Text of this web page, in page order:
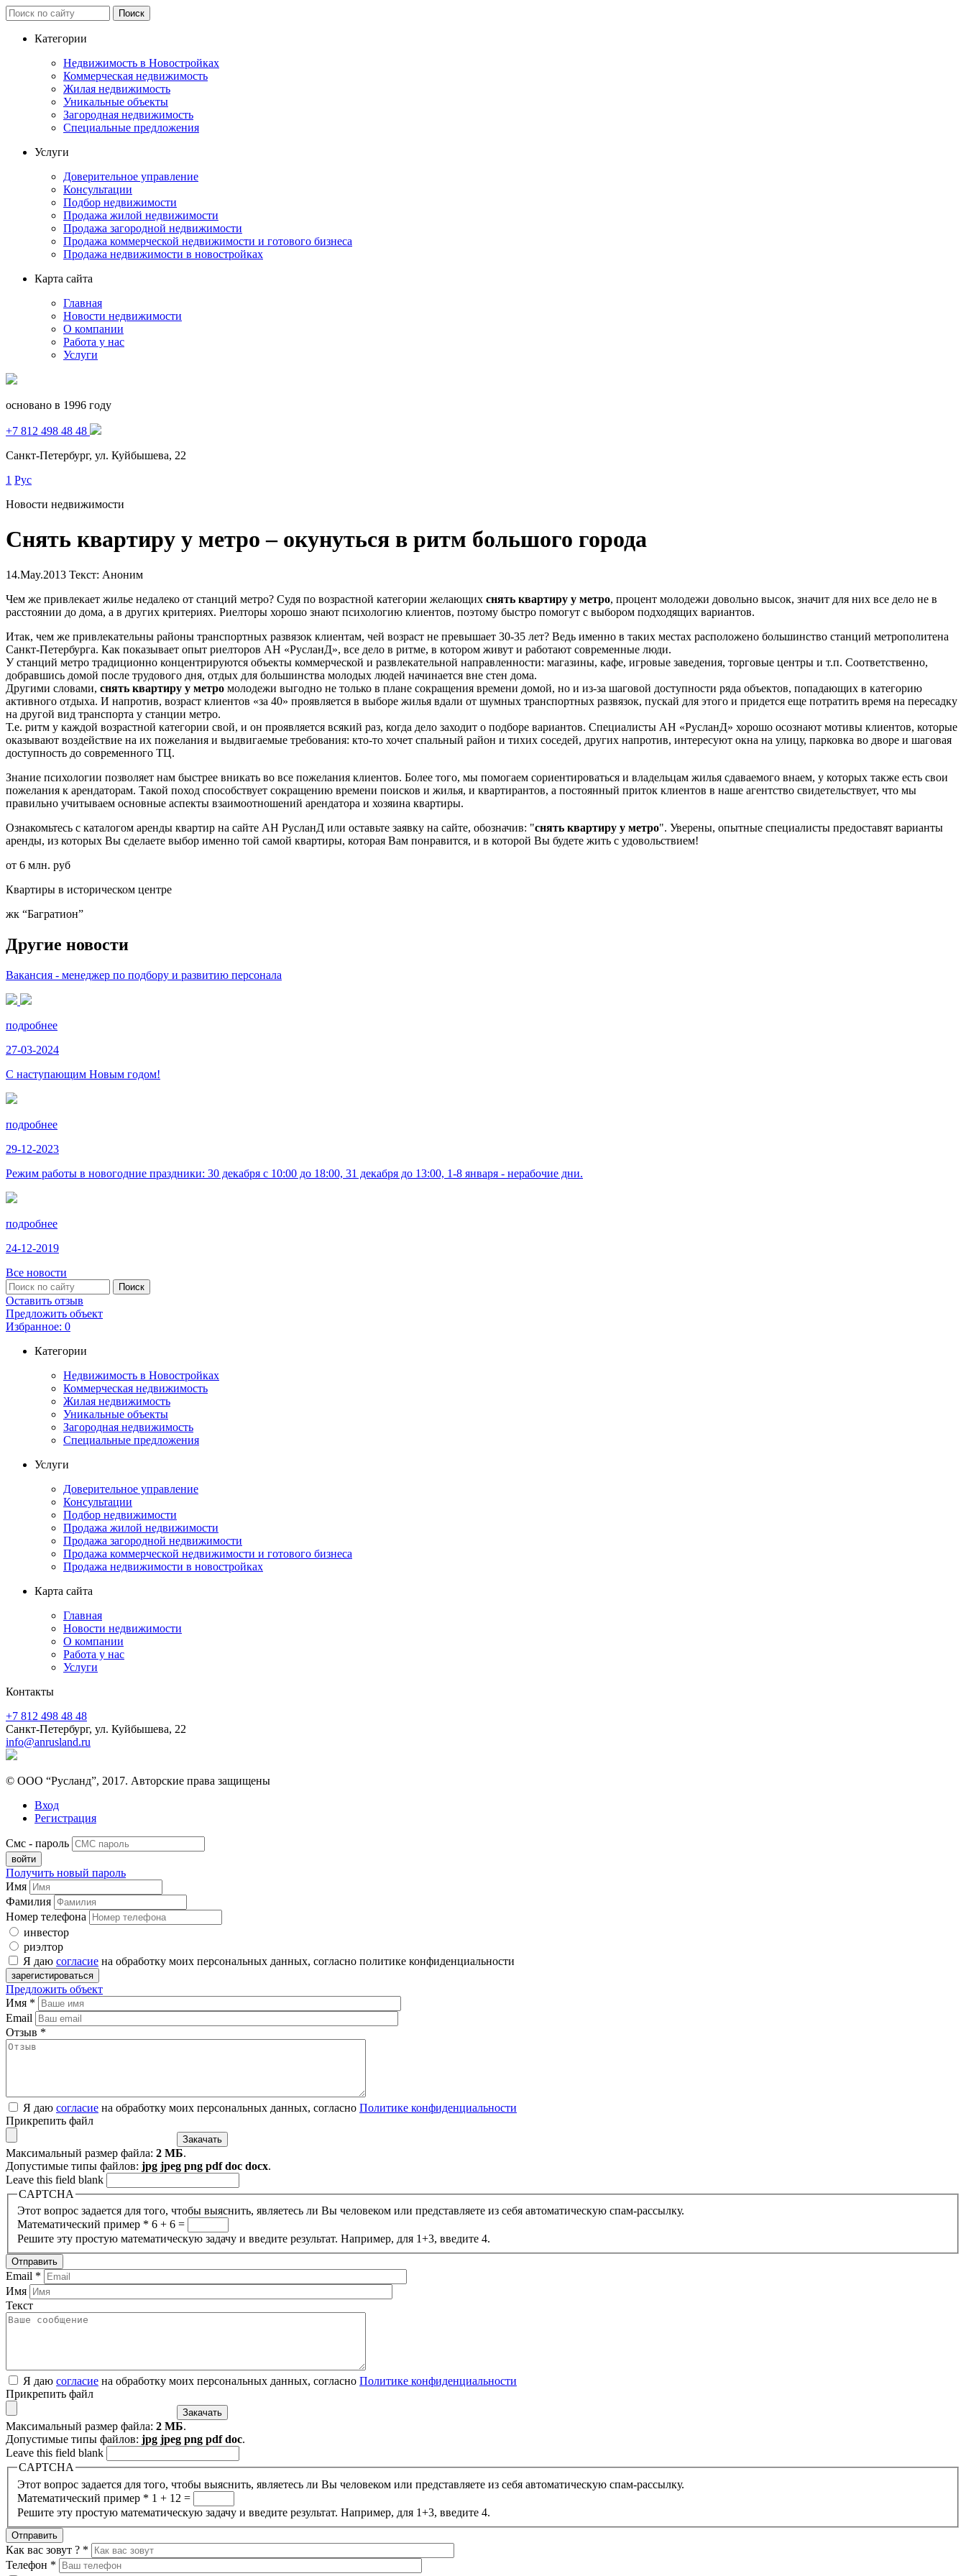
Категории
Недвижимость в Новостройках
Коммерческая недвижимость
Жилая недвижимость
Уникальные объекты
Загородная недвижимость
Специальные предложения
Услуги
Доверительное управление
Консультации
Подбор недвижимости
Продажа жилой недвижимости
Продажа загородной недвижимости
Продажа коммерческой недвижимости и готового бизнеса
Продажа недвижимости в новостройках
Карта сайта
Главная
Новости недвижимости
О компании
Работа у нас
Услуги
основано в 1996 году
+7 812 498 48 48
Санкт-Петербург, ул. Куйбышева, 22
1 Рус
Новости недвижимости
Снять квартиру у метро – окунуться в ритм большого города
14.May.2013 Текст: Аноним
Чем же привлекает жилье недалеко от станций метро? Судя по возрастной категории желающих снять квартиру у метро, процент молодежи довольно высок, значит для них все дело не в
расстоянии до дома, а в других критериях. Риелторы хорошо знают психологию клиентов, поэтому быстро помогут с выбором подходящих вариантов.
Итак, чем же привлекательны районы транспортных развязок клиентам, чей возраст не превышает 30-35 лет? Ведь именно в таких местах расположено большинство станций метрополитена
Санкт-Петербурга. Как показывает опыт риелторов АН «РусланД», все дело в ритме, в котором живут и работают современные люди.
У станций метро традиционно концентрируются объекты коммерческой и развлекательной направленности: магазины, кафе, игровые заведения, торговые центры и т.п. Соответственно,
добравшись домой после трудового дня, отдых для большинства молодых людей начинается вне стен дома.
Другими словами, снять квартиру у метро молодежи выгодно не только в плане сокращения времени домой, но и из-за шаговой доступности ряда объектов, попадающих в категорию
активного отдыха. И напротив, возраст клиентов «за 40» проявляется в выборе жилья вдали от шумных транспортных развязок, пускай для этого и придется еще потратить время на пересадку
на другой вид транспорта у станции метро.
Т.е. ритм у каждой возрастной категории свой, и он проявляется всякий раз, когда дело заходит о подборе вариантов. Специалисты АН «РусланД» хорошо осознают мотивы клиентов, которые
оказывают воздействие на их пожелания и выдвигаемые требования: кто-то хочет спальный район и тихих соседей, других напротив, интересуют окна на улицу, парковка во дворе и шаговая
доступность до современного ТЦ.
Знание психологии позволяет нам быстрее вникать во все пожелания клиентов. Более того, мы помогаем сориентироваться и владельцам жилья сдаваемого внаем, у которых также есть свои
пожелания к арендаторам. Такой поход способствует сокращению времени поисков и жилья, и квартирантов, а постоянный приток клиентов в наше агентство свидетельствует, что мы
правильно учитываем основные аспекты взаимоотношений арендатора и хозяина квартиры.
Ознакомьтесь с каталогом аренды квартир на сайте АН РусланД или оставьте заявку на сайте, обозначив: "снять квартиру у метро". Уверены, опытные специалисты предоставят варианты
аренды, из которых Вы сделаете выбор именно той самой квартиры, которая Вам понравится, и в которой Вы будете жить с удовольствием!
от 6 млн. руб
Квартиры в историческом центре
жк “Багратион”
Другие новости
Вакансия - менеджер по подбору и развитию персонала
подробнее
27-03-2024
С наступающим Новым годом!
подробнее
29-12-2023
Режим работы в новогодние праздники: 30 декабря с 10:00 до 18:00, 31 декабря до 13:00, 1-8 января - нерабочие дни.
подробнее
24-12-2019
Все новости
Оставить отзыв
Предложить объект
Избранное: 0
Категории
Недвижимость в Новостройках
Коммерческая недвижимость
Жилая недвижимость
Уникальные объекты
Загородная недвижимость
Специальные предложения
Услуги
Доверительное управление
Консультации
Подбор недвижимости
Продажа жилой недвижимости
Продажа загородной недвижимости
Продажа коммерческой недвижимости и готового бизнеса
Продажа недвижимости в новостройках
Карта сайта
Главная
Новости недвижимости
О компании
Работа у нас
Услуги
Контакты
+7 812 498 48 48
Санкт-Петербург, ул. Куйбышева, 22
info@anrusland.ru
© ООО “Русланд”, 2017. Авторские права защищены
Вход
Регистрация
Смс - пароль
Получить новый пароль
Имя
Фамилия
Номер телефона
инвестор
риэлтор
Я даю согласие на обработку моих персональных данных, согласно политике конфиденциальности
Предложить объект
Имя *
Email
Отзыв *
Я даю согласие на обработку моих персональных данных, согласно Политике конфиденциальности
Прикрепить файл
Максимальный размер файла: 2 МБ.
Допустимые типы файлов: jpg jpeg png pdf doc docx.
Leave this field blank
CAPTCHA
Этот вопрос задается для того, чтобы выяснить, являетесь ли Вы человеком или представляете из себя автоматическую спам-рассылку.
Математический пример * 6 + 6 =
Решите эту простую математическую задачу и введите результат. Например, для 1+3, введите 4.
Email *
Имя
Текст
Я даю согласие на обработку моих персональных данных, согласно Политике конфиденциальности
Прикрепить файл
Максимальный размер файла: 2 МБ.
Допустимые типы файлов: jpg jpeg png pdf doc.
Leave this field blank
CAPTCHA
Этот вопрос задается для того, чтобы выяснить, являетесь ли Вы человеком или представляете из себя автоматическую спам-рассылку.
Математический пример * 1 + 12 =
Решите эту простую математическую задачу и введите результат. Например, для 1+3, введите 4.
Как вас зовут ? *
Телефон *